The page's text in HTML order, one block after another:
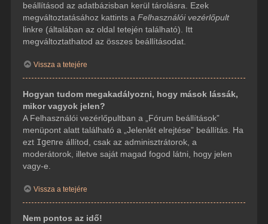
beállításod az adatbázisban kerül tárolásra. Ezek
megváltoztatásához kattints a Felhasználói vezérlőpult
linkre (általában az oldal tetején található). Itt
megváltoztathatod az összes beállításodat.
Vissza a tetejére
Hogyan tudom megakadályozni, hogy mások lássák,
mikor vagyok jelen?
A Felhasználói vezérlőpultban a „Fórum beállítások”
menüpont alatt található a „Jelenlét elrejtése” beállítás. Ha
ezt Igenre állítod, csak az adminisztrátorok, a
moderátorok, illetve saját magad fogod látni, hogy jelen
vagy-e.
Vissza a tetejére
Nem pontos az idő!